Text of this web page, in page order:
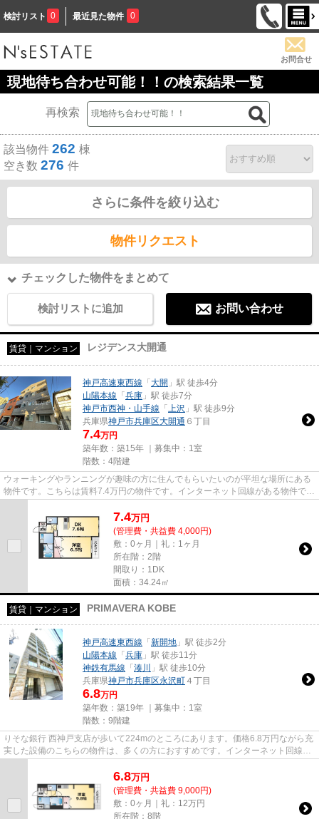
検討リスト 0 最近見た物件 0
お問合せ
現地待ち合わせ可能！！の検索結果一覧
再検索
該当物件 262 棟
空き数 276 件
さらに条件を絞り込む
物件リクエスト
チェックした物件をまとめて
検討リストに追加 お問い合わせ
賃貸｜マンション レジデンス大開通
神戸高速東西線 「 大開 」駅 徒歩4分
山陽本線 「 兵庫 」駅 徒歩7分
神戸市西神・山手線 「 上沢 」駅 徒歩9分
兵庫県神戸市兵庫区大開通 ６丁目
7.4万円
築年数：築15年 ｜募集中： 1室
階数：4階建
ウォーキングやランニングが趣味の方に住んでもらいたいのが平坦な場所にある
物件です。こちらは賃料7.4万円の物件です。インターネット回線がある物件で
7.4万円
(管理費・共益費 4,000円)
敷：0ヶ月｜礼：1ヶ月
所在階：2階
間取り：1DK
面積：34.24㎡
賃貸｜マンション PRIMAVERA KOBE
神戸高速東西線 「 新開地 」駅 徒歩2分
山陽本線 「 兵庫 」駅 徒歩11分
神鉄有馬線 「 湊川
」駅 徒歩10分
兵庫県神戸市兵庫区永沢町 ４丁目
6.8万円
築年数：築19年 ｜募集中： 1室
階数：9階建
りそな銀行 西神戸支店が歩いて224mのところにあります。価格6.8万円ながら充
実した設備のこちらの物件は、多くの方におすすめです。インターネット回線が
6.8万円
(管理費・共益費 9,000円)
敷：0ヶ月｜礼：12万円
所在階：8階